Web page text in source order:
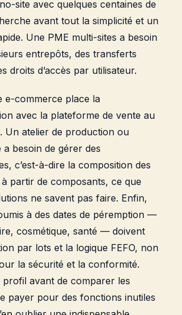
site avec quelques centaines de
avant tout la simplicité et un
Une PME multi-sites a besoin
entrepôts, des transferts
droits d’accès par utilisateur.
e-commerce place la
avec la plateforme de vente au
Un atelier de production ou
a besoin de gérer des
c’est-à-dire la composition des
partir de composants, ce que
ne savent pas faire. Enfin,
à des dates de péremption —
cosmétique, santé — doivent
par lots et la logique FEFO, non
la sécurité et la conformité.
profil avant de comparer les
payer pour des fonctions inutiles